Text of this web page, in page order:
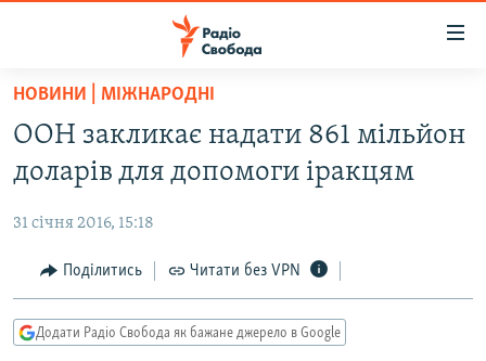
Перейти
основного
матеріалу
Перейти
до
навігації
Перейти
до
СТАТТІ
ПОЛІТИКА
ЕКОНОМІКА
КУЛЬТУРА
ВІЙНА
РОСІЙСЬКА «ФІЛЬТРАЦІЯ»
КРИМ.РЕАЛІЇ
НОВИНИ | МІЖНАРОДНІ
ООН закликає надати 861 мільйон
доларів для допомоги іракцям
31 січня 2016, 15:18
Поділитись Читати без VPN
Додати Радіо Свобода як бажане джерело в Google